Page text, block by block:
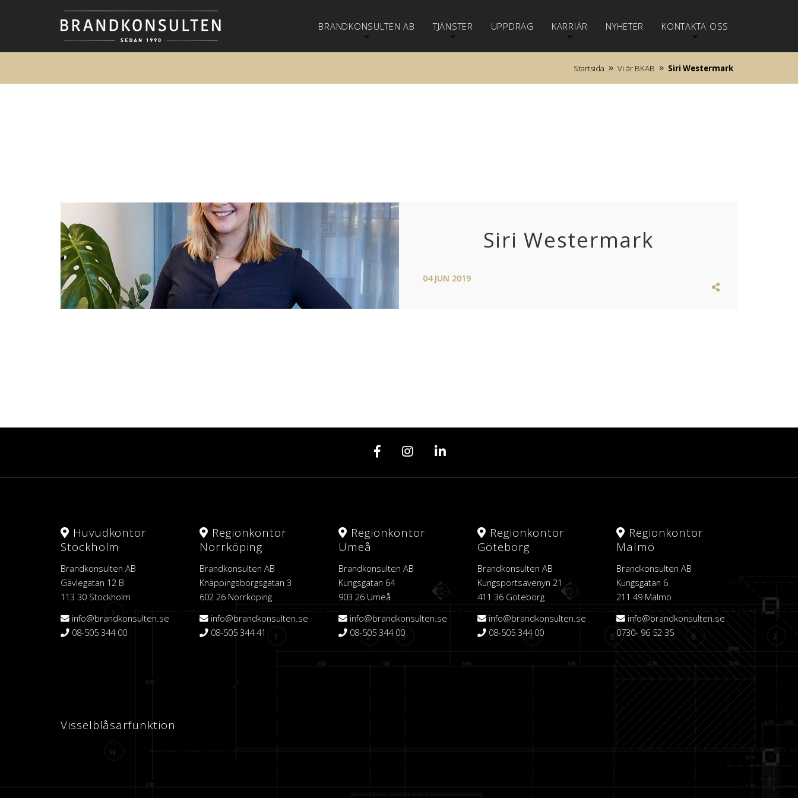
BRANDKONSULTEN AB TJÄNSTER UPPDRAG KARRIÄR NYHETER KONTAKTA OSS
Startsida Vi är BKAB Siri Westermark
Siri Westermark
04 JUN 2019
Huvudkontor
Stockholm
Brandkonsulten AB
Gävlegatan 12 B
113 30 Stockholm
info@brandkonsulten.se
08-505 344 00
Regionkontor
Norrköping
Brandkonsulten AB
Knäppingsborgsgatan 3
602 26 Norrköping
info@brandkonsulten.se
08-505 344 41
Regionkontor
Umeå
Brandkonsulten AB
Kungsgatan 64
903 26 Umeå
info@brandkonsulten.se
08-505 344 00
Regionkontor
Göteborg
Brandkonsulten AB
Kungsportsavenyn 21
411 36 Göteborg
info@brandkonsulten.se
08-505 344 00
Regionkontor
Malmö
Brandkonsulten AB
Kungsgatan 6
211 49 Malmö
info@brandkonsulten.se
0730- 96 52 35
Visselblåsarfunktion